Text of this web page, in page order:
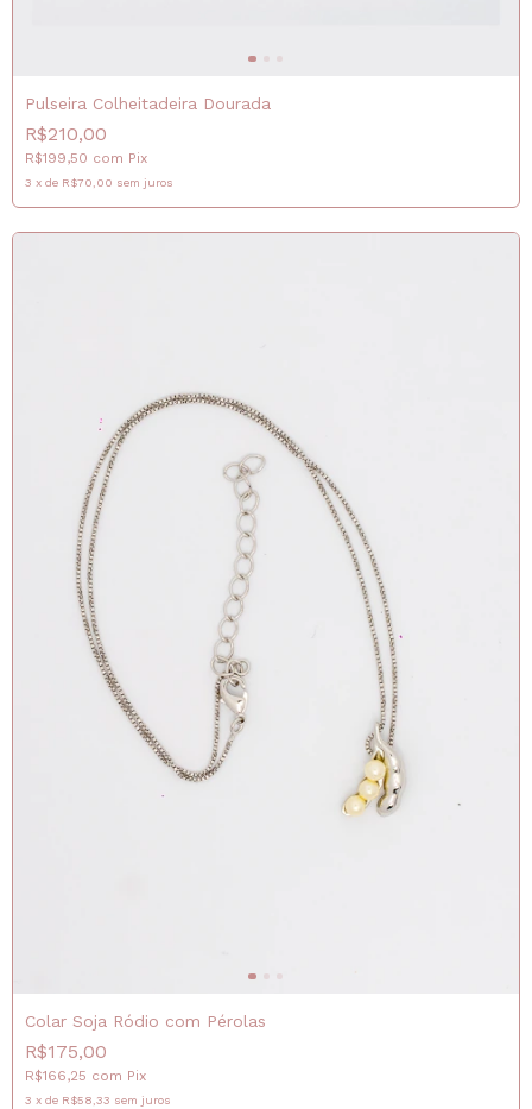
Pulseira Colheitadeira Dourada
R$210,00
R$199,50 com Pix
3 x de R$70,00 sem juros
Colar Soja Ródio com Pérolas
R$175,00
R$166,25 com Pix
3 x de R$58,33 sem juros